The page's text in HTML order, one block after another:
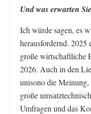
Und was erwarten
Ich würde sagen, es
herausfordernd.
große wirtschaftliche
2026. Auch in den
unisono die Meinung,
große
Umfragen und das